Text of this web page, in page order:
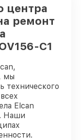
центра
ремонт
C1
мы
технического
Elcan
Наши